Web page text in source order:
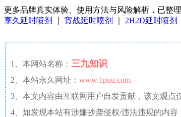
更多品牌真实体验、使用方法与风险解析，已整理
享久延时喷剂
宵战延时喷剂 2H2D延时喷剂
1、本网站名称： 三九知识
2、本站永久网址： www.1puu.com
3、本文内容由互联网用户自发贡献，该文观
4、如发现本站有涉嫌抄袭侵权/违法违规的内容